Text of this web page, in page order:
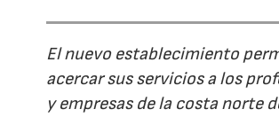
El nuevo establecimiento
acercar sus servicios a los
y empresas de la costa norte